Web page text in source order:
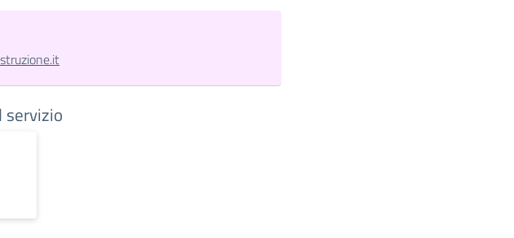
servizio